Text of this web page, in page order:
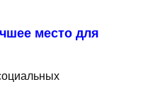
место для